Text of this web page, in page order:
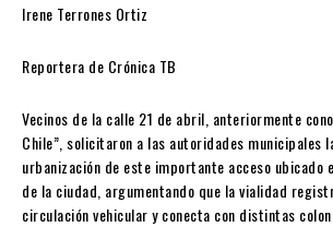
Irene Terrones Ortiz
Reportera de Crónica TB
Vecinos de la calle 21 de abril, anteriormente
Chile”, solicitaron a las autoridades municipales
urbanización de este importante acceso ubicado
de la ciudad, argumentando que la vialidad
circulación vehicular y conecta con distintas